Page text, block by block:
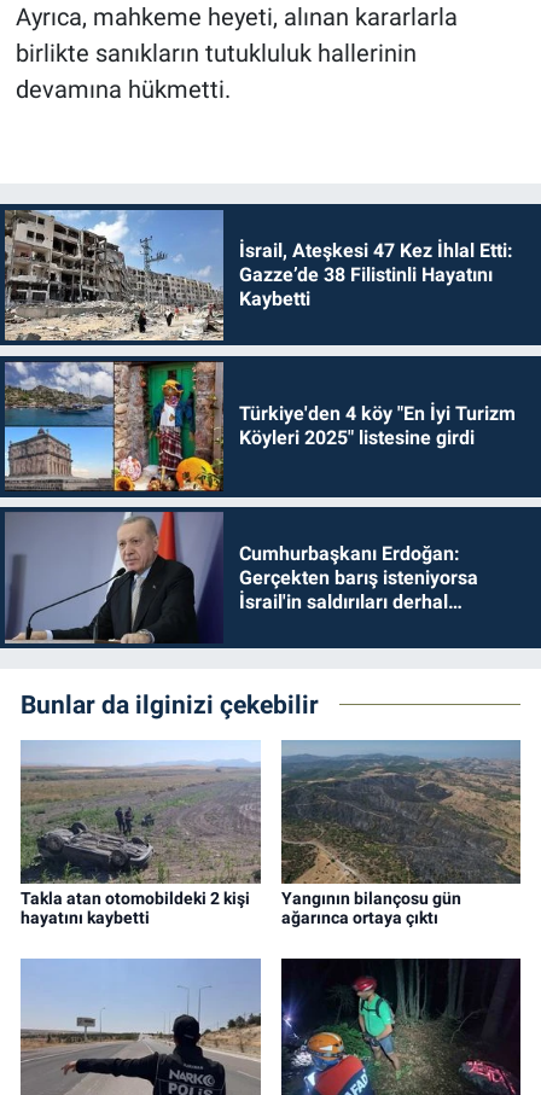
Ayrıca, mahkeme heyeti, alınan kararlarla
birlikte sanıkların tutukluluk hallerinin
devamına hükmetti.
İsrail, Ateşkesi 47 Kez İhlal Etti:
Gazze’de 38 Filistinli Hayatını
Kaybetti
Türkiye'den 4 köy "En İyi Turizm
Köyleri 2025" listesine girdi
Cumhurbaşkanı Erdoğan:
Gerçekten barış isteniyorsa
İsrail'in saldırıları derhal
Bunlar da ilginizi çekebilir
Takla atan otomobildeki 2 kişi
hayatını kaybetti
Yangının bilançosu gün
ağarınca ortaya çıktı